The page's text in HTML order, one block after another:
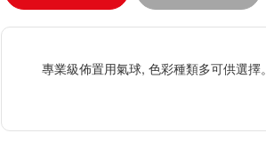
專業級佈置用氣球, 色彩種類多可供選擇。